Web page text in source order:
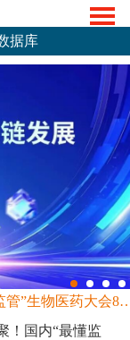
据库
20+监管与首席审评专家齐聚！国内“最
！国内“最懂监